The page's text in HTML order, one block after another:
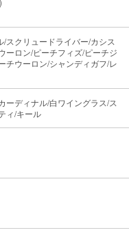
スクリュードライバー/カシス
ーロン/ピーチフィズ/ピーチジ
チウーロン/シャンディガフ/レ
ーディナル/白ワイングラス/ス
ィ/キール